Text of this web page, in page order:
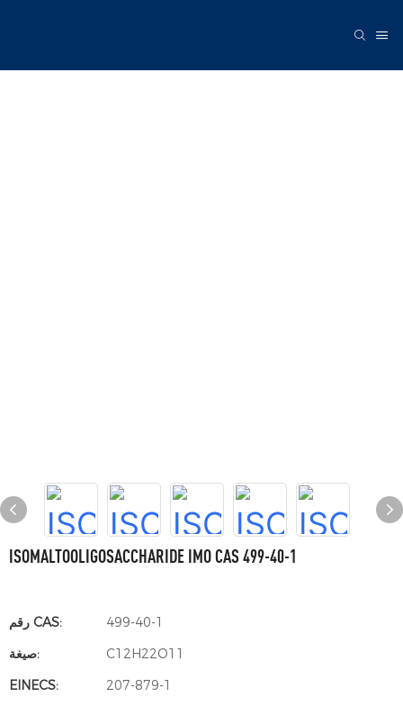
ISOMALTOOLIGOSACCHARIDE IMO CAS 499-40-1
رقم CAS:
499-40-1
صيغة:
C12H22O11
EINECS:
207-879-1